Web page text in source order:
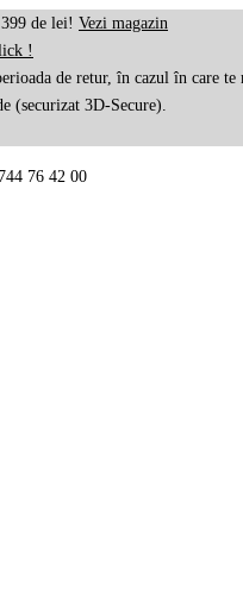
de lei! Vezi magazin
!
de retur, în cazul în care te
(securizat 3D-Secure).
76 42 00